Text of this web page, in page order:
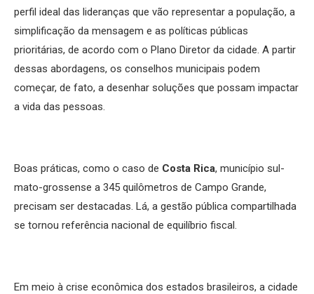
perfil ideal das lideranças que vão representar a população, a
simplificação da mensagem e as políticas públicas
prioritárias, de acordo com o Plano Diretor da cidade. A partir
dessas abordagens, os conselhos municipais podem
começar, de fato, a desenhar soluções que possam impactar
a vida das pessoas.
Boas práticas, como o caso de Costa Rica, município sul-
mato-grossense a 345 quilômetros de Campo Grande,
precisam ser destacadas. Lá, a gestão pública compartilhada
se tornou referência nacional de equilíbrio fiscal.
Em meio à crise econômica dos estados brasileiros, a cidade